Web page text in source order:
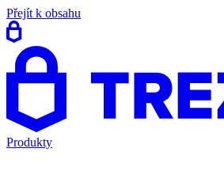
Přejít k obsahu
Produkty